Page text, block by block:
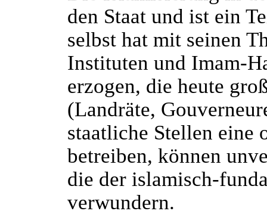
den Staat und ist ein
selbst hat mit seinen
Instituten und Imam-
erzogen, die heute
(Landräte,
staatliche Stellen
betreiben, können
die der islamisch-
verwundern.